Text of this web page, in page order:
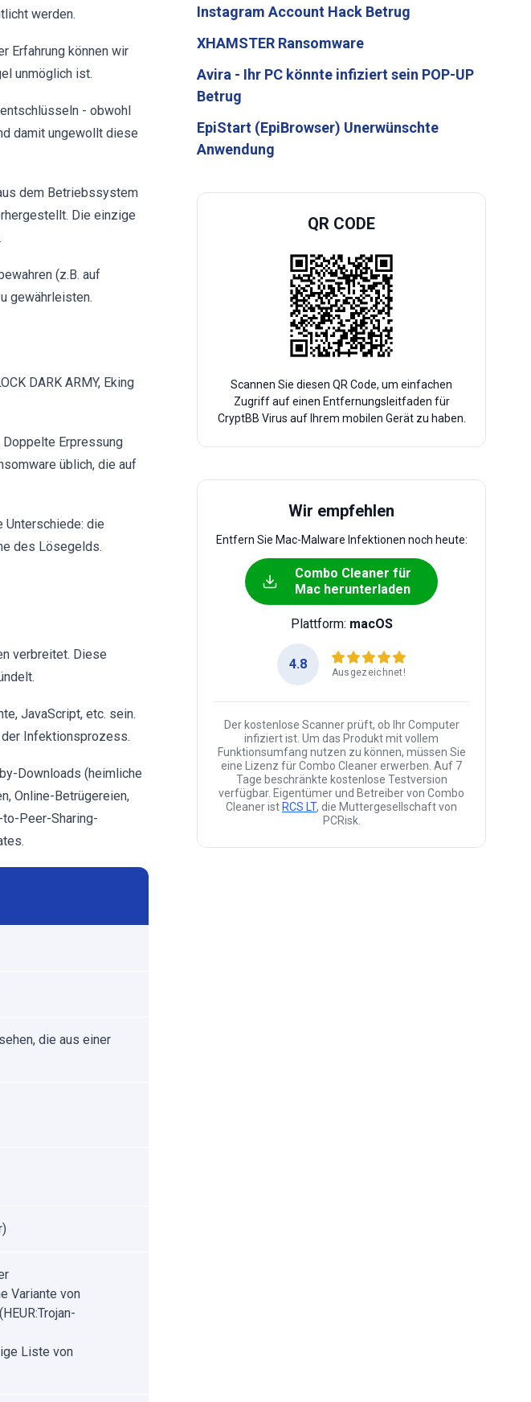
werden.
Erfahrung können wir
unmöglich ist.
- obwohl
damit ungewollt diese
dem Betriebssystem
Die einzige
(z.B. auf
gewährleisten.
DARK ARMY, Eking
Erpressung
üblich, die auf
Unterschiede: die
des Lösegelds.
verbreitet. Diese
JavaScript, etc. sein.
Infektionsprozess.
Downloads (heimliche
Online-Betrügereien,
Peer-Sharing-
die aus einer
Variante von
Liste von
Instagram Account Hack Betrug
XHAMSTER Ransomware
Avira - Ihr PC könnte infiziert sein POP-UP
Betrug
EpiStart (EpiBrowser) Unerwünschte
Anwendung
QR CODE
Scannen Sie diesen QR Code, um einfachen
Zugriff auf einen Entfernungsleitfaden für
CryptBB Virus auf Ihrem mobilen Gerät zu haben.
Wir empfehlen
Entfern Sie Mac-Malware Infektionen noch heute:
Combo Cleaner für
Mac herunterladen
Plattform: macOS
4.8
Ausgezeichnet!
Der kostenlose Scanner prüft, ob Ihr Computer
infiziert ist. Um das Produkt mit vollem
Funktionsumfang nutzen zu können, müssen Sie
eine Lizenz für Combo Cleaner erwerben. Auf 7
Tage beschränkte kostenlose Testversion
verfügbar. Eigentümer und Betreiber von Combo
Cleaner ist RCS LT, die Muttergesellschaft von
PCRisk.